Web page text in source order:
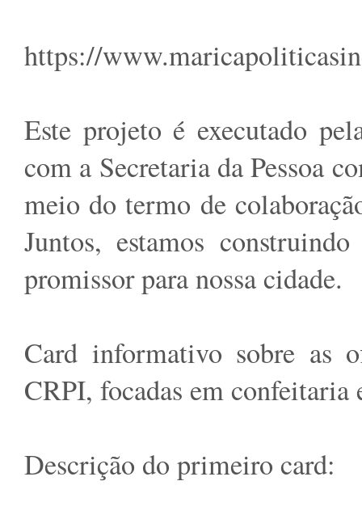
https://
Este projeto é executado
com a Secretaria da Pessoa
meio do termo de
Juntos, estamos
promissor para nossa cidade.
Card informativo sobre as
CRPI, focadas em confeitaria
Descrição do primeiro card: